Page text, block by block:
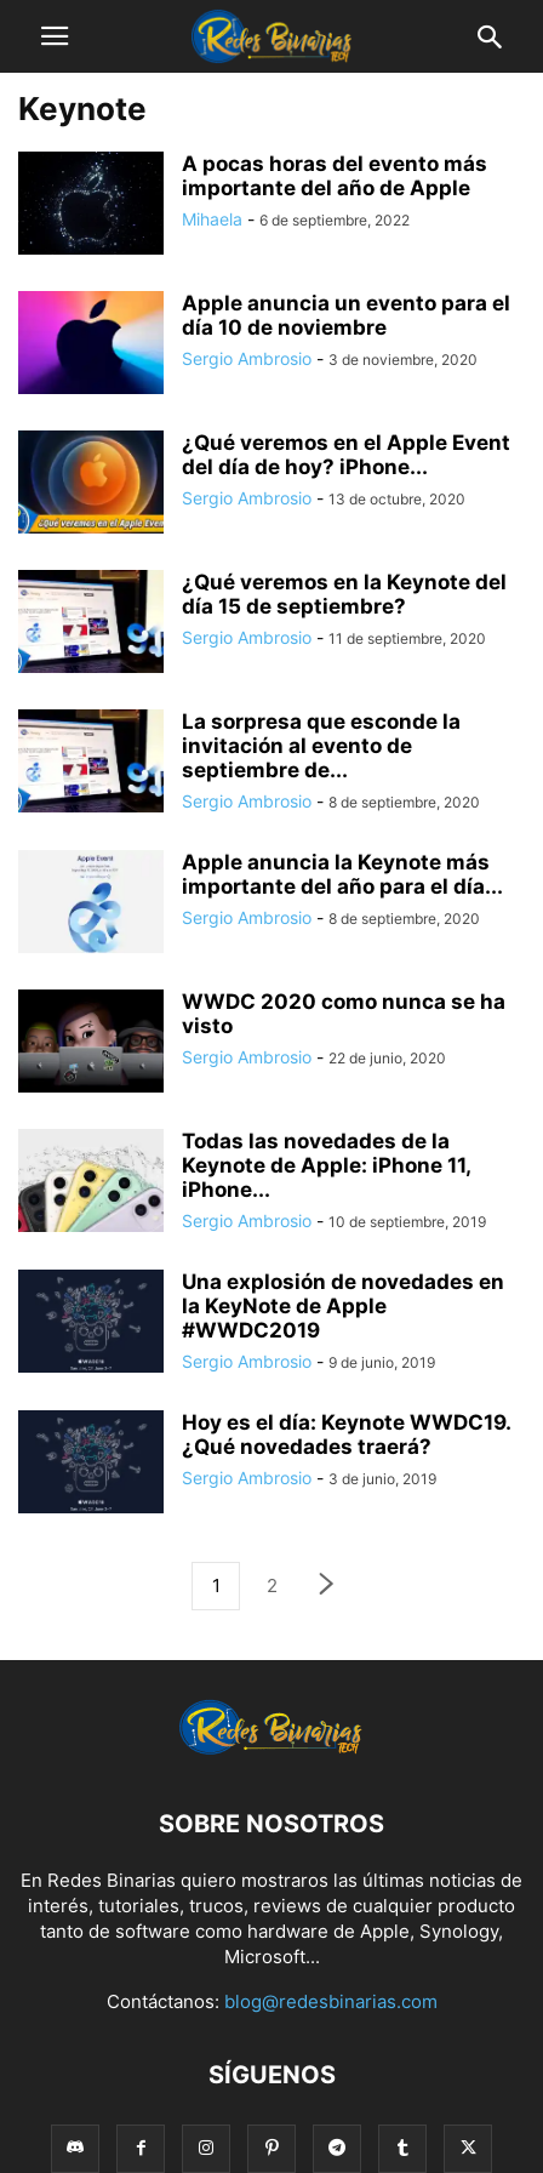
Keynote
A pocas horas del evento más
importante del año de Apple
Mihaela - 6 de septiembre, 2022
Apple anuncia un evento para el
día 10 de noviembre
Sergio Ambrosio - 3 de noviembre, 2020
¿Qué veremos en el Apple Event
del día de hoy? iPhone...
Sergio Ambrosio - 13 de octubre, 2020
¿Qué veremos en la Keynote del
día 15 de septiembre?
Sergio Ambrosio - 11 de septiembre, 2020
La sorpresa que esconde la
invitación al evento de
septiembre de...
Sergio Ambrosio - 8 de septiembre, 2020
Apple anuncia la Keynote más
importante del año para el día...
Sergio Ambrosio - 8 de septiembre, 2020
WWDC 2020 como nunca se ha
visto
Sergio Ambrosio - 22 de junio, 2020
Todas las novedades de la
Keynote de Apple: iPhone 11,
iPhone...
Sergio Ambrosio - 10 de septiembre, 2019
Una explosión de novedades en
la KeyNote de Apple
#WWDC2019
Sergio Ambrosio - 9 de junio, 2019
Hoy es el día: Keynote WWDC19.
¿Qué novedades traerá?
Sergio Ambrosio - 3 de junio, 2019
1 2
SOBRE NOSOTROS
En Redes Binarias quiero mostraros las últimas noticias de
interés, tutoriales, trucos, reviews de cualquier producto
tanto de software como hardware de Apple, Synology,
Microsoft...
Contáctanos: blog@redesbinarias.com
SÍGUENOS